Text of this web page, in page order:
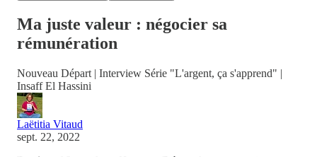
Ma juste valeur : négocier sa
rémunération
Nouveau Départ | Interview Série "L'argent, ça s'apprend" |
Insaff El Hassini
Laëtitia Vitaud
sept. 22, 2022